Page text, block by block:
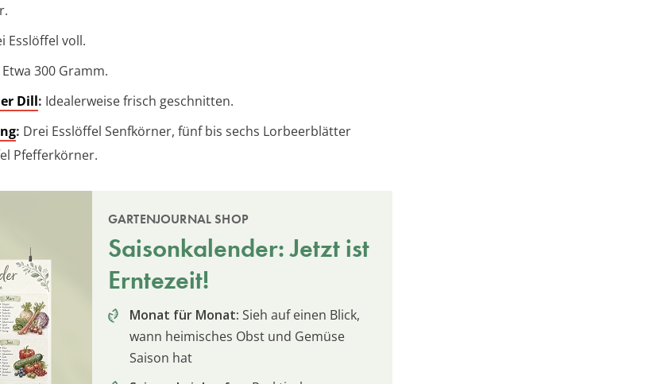
Esslöffel voll.
Etwa 300 Gramm.
Dill: Idealerweise frisch geschnitten.
: Drei Esslöffel Senfkörner, fünf bis sechs Lorbeerblätter
Pfefferkörner.
GARTENJOURNAL SHOP
Saisonkalender: Jetzt ist
Erntezeit!
Monat für Monat: Sieh auf einen Blick,
wann heimisches Obst und Gemüse
Saison hat